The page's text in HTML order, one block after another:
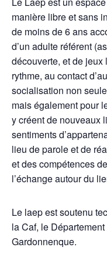
manière libre et sans
de moins de 6 ans
d’un adulte référent
découverte, et de jeux
rythme, au contact
socialisation non
mais également pour
y créent de nouveaux
sentiments
lieu de parole et de
et des compétences
l’échange autour du
Le laep est soutenu
la Caf, le
Gardonnenque.